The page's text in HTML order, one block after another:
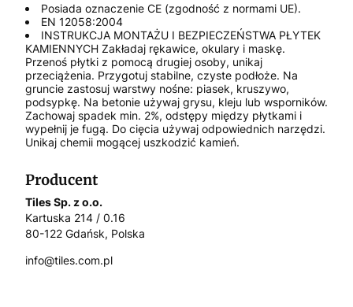
Posiada oznaczenie CE (zgodność z normami UE).
EN 12058:2004
INSTRUKCJA MONTAŻU I BEZPIECZEŃSTWA PŁYTEK
KAMIENNYCH Zakładaj rękawice, okulary i maskę.
Przenoś płytki z pomocą drugiej osoby, unikaj
przeciążenia. Przygotuj stabilne, czyste podłoże. Na
gruncie zastosuj warstwy nośne: piasek, kruszywo,
podsypkę. Na betonie używaj grysu, kleju lub wsporników.
Zachowaj spadek min. 2%, odstępy między płytkami i
wypełnij je fugą. Do cięcia używaj odpowiednich narzędzi.
Unikaj chemii mogącej uszkodzić kamień.
Producent
Tiles Sp. z o.o.
Kartuska 214 / 0.16
80-122 Gdańsk, Polska
info@tiles.com.pl